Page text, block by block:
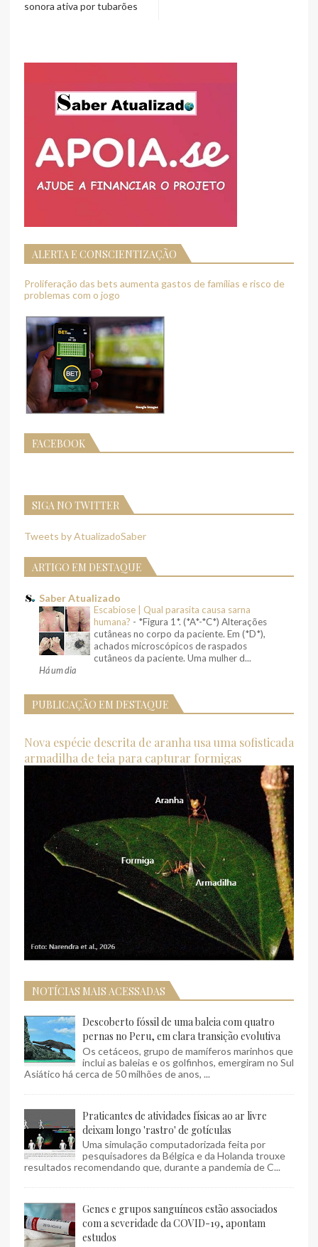
sonora ativa por tubarões
ALERTA E CONSCIENTIZAÇÃO
Proliferação das bets aumenta gastos de famílias e risco de
problemas com o jogo
FACEBOOK
SIGA NO TWITTER
Tweets by AtualizadoSaber
ARTIGO EM DESTAQUE
Saber Atualizado
Escabiose | Qual parasita causa sarna
humana? - *Figura 1*. (*A*-*C*) Alterações
cutâneas no corpo da paciente. Em (*D*),
achados microscópicos de raspados
cutâneos da paciente. Uma mulher d...
Há um dia
PUBLICAÇÃO EM DESTAQUE
Nova espécie descrita de aranha usa uma sofisticada
armadilha de teia para capturar formigas
NOTÍCIAS MAIS ACESSADAS
Descoberto fóssil de uma baleia com quatro
pernas no Peru, em clara transição evolutiva
Os cetáceos, grupo de mamíferos marinhos que
inclui as baleias e os golfinhos, emergiram no Sul
Asiático há cerca de 50 milhões de anos, ...
Praticantes de atividades físicas ao ar livre
deixam longo 'rastro' de gotículas
Uma simulação computadorizada feita por
pesquisadores da Bélgica e da Holanda trouxe
resultados recomendando que, durante a pandemia de C...
Genes e grupos sanguíneos estão associados
com a severidade da COVID-19, apontam
estudos